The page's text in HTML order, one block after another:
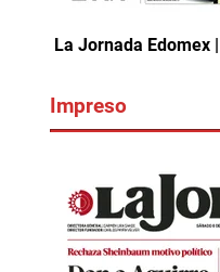
La Jornada Edomex
Impreso